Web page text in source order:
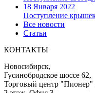
18 Января 2022
Поступление
Все новости
Статьи
КОНТАКТЫ
Новосибирск,
Гусинобродское шоссе 62,
Торговый центр "Пионер"